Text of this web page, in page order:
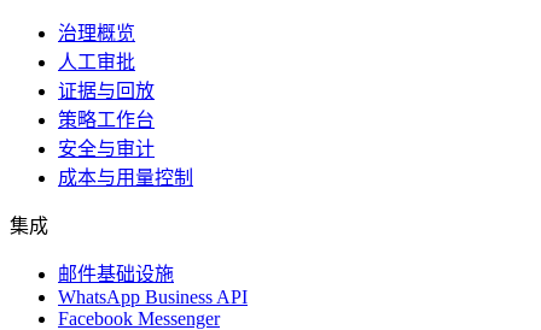
治理概览
人工审批
证据与回放
策略工作台
安全与审计
成本与用量控制
集成
邮件基础设施
WhatsApp Business API
Facebook Messenger